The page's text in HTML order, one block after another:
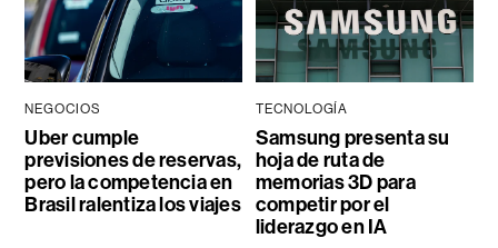
NEGOCIOS
Uber cumple
previsiones de reservas,
pero la competencia en
Brasil ralentiza los viajes
TECNOLOGÍA
Samsung presenta su
hoja de ruta de
memorias 3D para
competir por el
liderazgo en IA